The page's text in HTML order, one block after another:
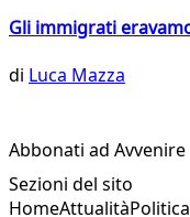
Gli immigrati
di Luca Mazza
Abbonati ad Avvenire
Sezioni del sito
HomeAttualitàPolitica